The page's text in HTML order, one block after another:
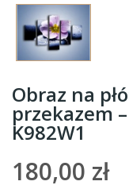
Obraz na
przekazem
K982W1
180,00 zł